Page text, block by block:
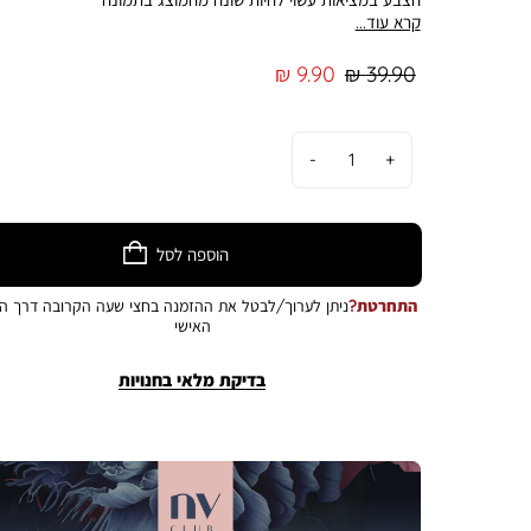
קרא עוד...
מחיר
9.90 ₪
מחיר
39.90 ₪
הוספה לסל
התחרטת?ניתן לערוך/לבטל את ההזמנה בחצי שעה הקרובה דרך
האישי
בדיקת מלאי בחנויות